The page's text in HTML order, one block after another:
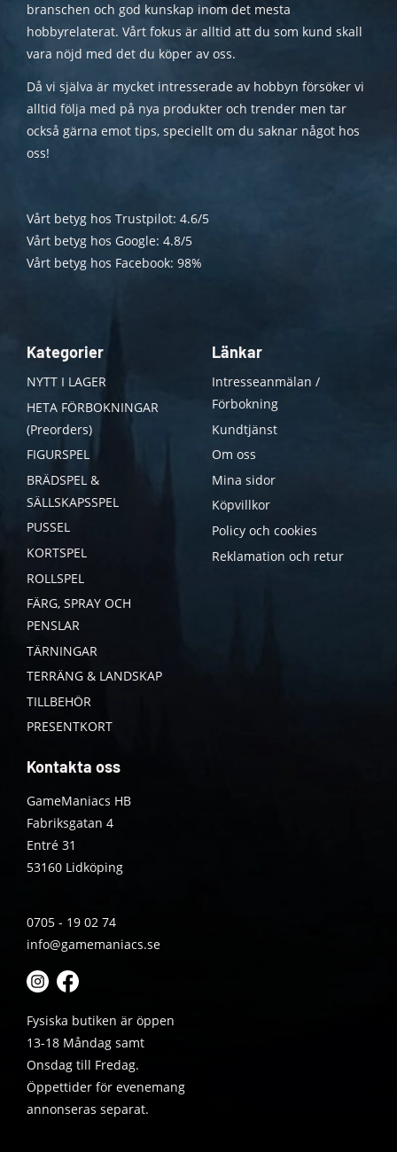
branschen och god kunskap inom det mesta
hobbyrelaterat. Vårt fokus är alltid att du som kund skall
vara nöjd med det du köper av oss.
Då vi själva är mycket intresserade av hobbyn försöker vi
alltid följa med på nya produkter och trender men tar
också gärna emot tips, speciellt om du saknar något hos
oss!
Vårt betyg hos Trustpilot: 4.6/5
Vårt betyg hos Google: 4.8/5
Vårt betyg hos Facebook: 98%
Kategorier
NYTT I LAGER
HETA FÖRBOKNINGAR
(Preorders)
FIGURSPEL
BRÄDSPEL &
SÄLLSKAPSSPEL
PUSSEL
KORTSPEL
ROLLSPEL
FÄRG, SPRAY OCH
PENSLAR
TÄRNINGAR
TERRÄNG & LANDSKAP
TILLBEHÖR
PRESENTKORT
Länkar
Intresseanmälan /
Förbokning
Kundtjänst
Om oss
Mina sidor
Köpvillkor
Policy och cookies
Reklamation och retur
Kontakta oss
GameManiacs HB
Fabriksgatan 4
Entré 31
53160 Lidköping
0705 - 19 02 74
info@gamemaniacs.se
Fysiska butiken är öppen
13-18 Måndag samt
Onsdag till Fredag.
Öppettider för evenemang
annonseras separat.